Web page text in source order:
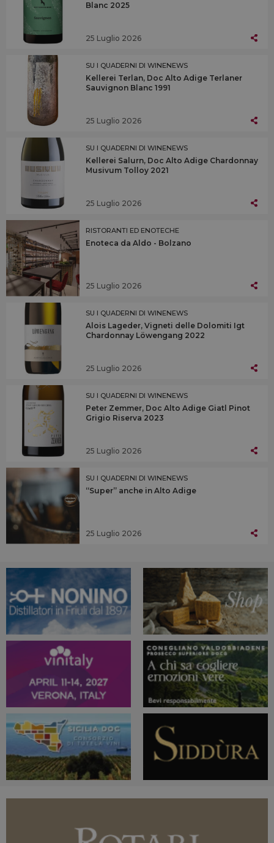
Blanc 2025
25 Luglio 2026
SU I QUADERNI DI WINENEWS
Kellerei Terlan, Doc Alto Adige Terlaner
Sauvignon Blanc 1991
25 Luglio 2026
SU I QUADERNI DI WINENEWS
Kellerei Salurn, Doc Alto Adige Chardonnay
Musivum Tolloy 2021
25 Luglio 2026
RISTORANTI ED ENOTECHE
Enoteca da Aldo - Bolzano
25 Luglio 2026
SU I QUADERNI DI WINENEWS
Alois Lageder, Vigneti delle Dolomiti Igt
Chardonnay Löwengang 2022
25 Luglio 2026
SU I QUADERNI DI WINENEWS
Peter Zemmer, Doc Alto Adige Giatl Pinot
Grigio Riserva 2023
25 Luglio 2026
SU I QUADERNI DI WINENEWS
“Super” anche in Alto Adige
25 Luglio 2026